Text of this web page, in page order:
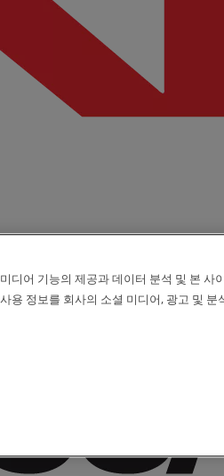
디어 기능의 제공과 데이터 분석 및 본
용 정보를 회사의 소셜 미디어, 광고 및 분